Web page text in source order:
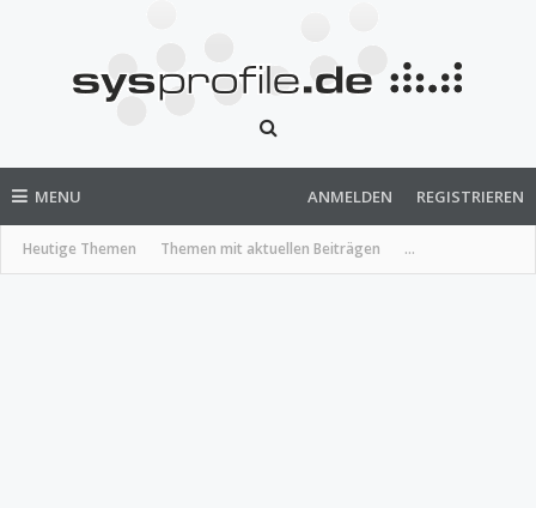
MENU
Heutige Themen Themen mit aktuellen Beiträgen ...
ANMELDEN REGISTRIEREN